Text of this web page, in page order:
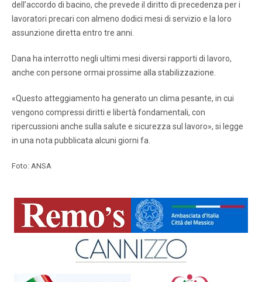
dell’accordo di bacino, che prevede il diritto di precedenza per i
lavoratori precari con almeno dodici mesi di servizio e la loro
assunzione diretta entro tre anni.
Dana ha interrotto negli ultimi mesi diversi rapporti di lavoro,
anche con persone ormai prossime alla stabilizzazione.
«Questo atteggiamento ha generato un clima pesante, in cui
vengono compressi diritti e libertà fondamentali, con
ripercussioni anche sulla salute e sicurezza sul lavoro», si legge
in una nota pubblicata alcuni giorni fa.
Foto: ANSA